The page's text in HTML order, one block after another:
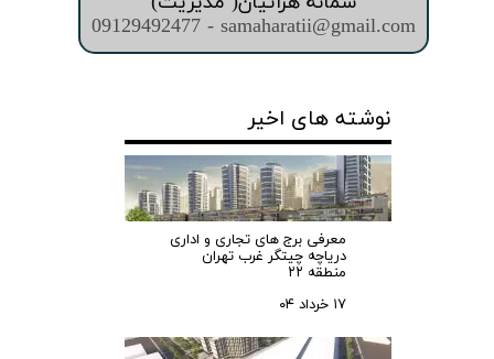
09129492477 - samaharatii@gmail.com
نوشته های اخیر
معرفی برج های تجاری و اداری
دریاچه چیتگر غرب تهران
منطقه ۲۲
۱۷ خرداد ۰۴